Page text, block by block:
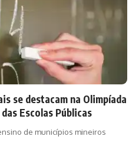
se destacam na Olimpíada
Escolas Públicas
de municípios mineiros